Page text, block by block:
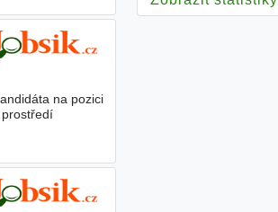
na pozici